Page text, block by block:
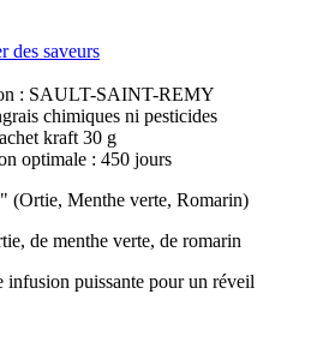
des saveurs
: SAULT-SAINT-REMY
chimiques ni pesticides
kraft 30 g
optimale : 450 jours
de menthe verte, de romarin
puissante pour un réveil